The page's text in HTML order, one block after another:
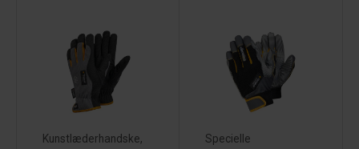
Kunstlæderhandske,
Specielle